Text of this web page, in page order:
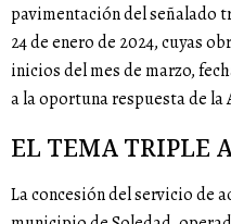
pavimentación del señalado
24 de enero de 2024, cuyas
inicios del mes de marzo,
a la oportuna respuesta de la
EL TEMA TRIPLE
La concesión del servicio de